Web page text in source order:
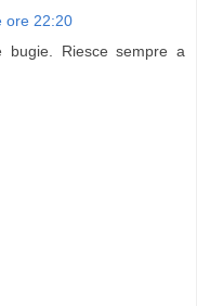
ore 22:20
bugie. Riesce sempre a